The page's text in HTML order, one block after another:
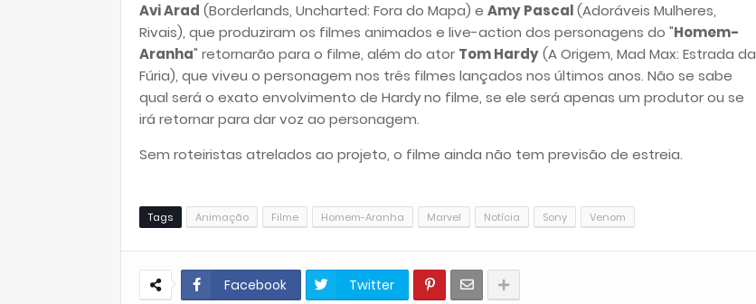
Avi Arad (Borderlands, Uncharted: Fora do Mapa) e Amy Pascal(Adoráveis Mulheres,
Rivais), que produziram os filmes animados e live-action dos personagens do "Homem-
Aranha" retornarão para o filme, além do ator Tom Hardy(A Origem, Mad Max: Estrada da
Fúria), que viveu o personagem nos três filmes lançados nos últimos anos. Não se sabe
qual será o exato envolvimento de Hardy no filme, se ele será apenas um produtor ou se
irá retornar para dar voz ao personagem.
Sem roteiristas atrelados ao projeto, o filme ainda não tem previsão de estreia.
Tags Animação Filme Homem-Aranha Marvel Notícia Sony Venom
Facebook Twitter